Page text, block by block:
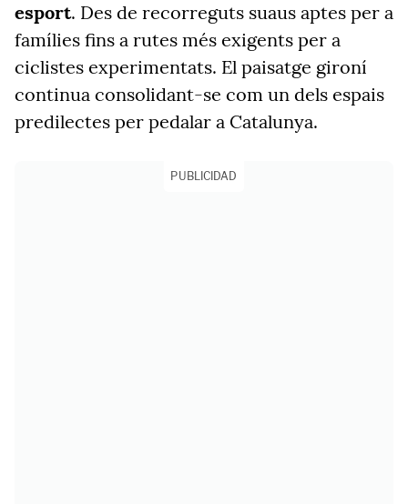
esport. Des de recorreguts suaus aptes per a
famílies fins a rutes més exigents per a
ciclistes experimentats. El paisatge gironí
continua consolidant-se com un dels espais
predilectes per pedalar a Catalunya.
PUBLICIDAD